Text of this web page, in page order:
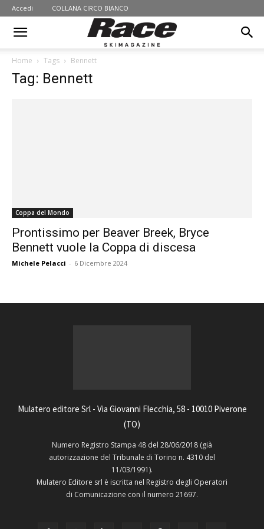
Accedi COLLANA CIRCO BIANCO
Home Tags Bennett
Tag: Bennett
Coppa del Mondo
Prontissimo per Beaver Breek, Bryce
Bennett vuole la Coppa di discesa
Michele Pelacci - 6 Dicembre 2024
Mulatero editore Srl - Via Giovanni Flecchia, 58 - 10010 Piverone
(TO)
Numero Registro Stampa 48 del 28/06/2018 (già
autorizzazione del Tribunale di Torino n. 4310 del
11/03/1991).
Mulatero Editore srl è iscritta nel Registro degli Operatori
di Comunicazione con il numero 21697.